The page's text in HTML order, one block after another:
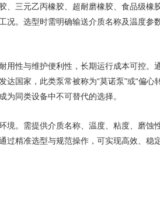
、三元乙丙橡胶、超耐磨橡胶、食品级橡
况。选型时需明确输送介质名称及温度参
用性与维护便利性，长期运行成本可控。
国家，此类泵常被称为“莫诺泵"或“偏
为同类设备中不可替代的选择。
境。需提供介质名称、温度、粘度、磨蚀
过精准选型与规范操作，可实现高效、稳